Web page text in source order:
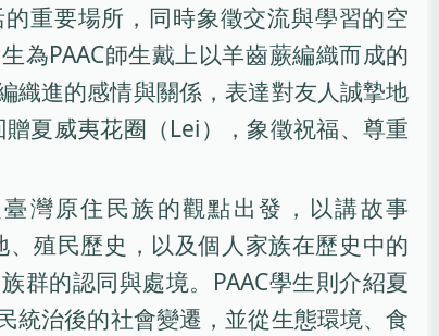
重要場所，同時象徵交流與學習的空
為PAAC師生戴上以羊齒蕨編織而成的
織進的感情與關係，表達對友人誠摯地
夏威夷花圈（Lei），象徵祝福、尊重
灣原住民族的觀點出發，以講故事
殖民歷史，以及個人家族在歷史中的
群的認同與處境。PAAC學生則介紹夏
統治後的社會變遷，並從生態環境、食